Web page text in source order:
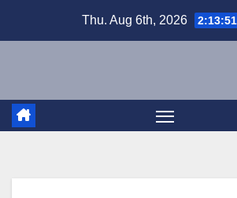
Thu. Aug 6th, 2026